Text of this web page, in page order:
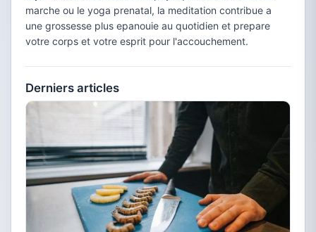
marche ou le yoga prenatal, la meditation contribue a
une grossesse plus epanouie au quotidien et prepare
votre corps et votre esprit pour l'accouchement.
Derniers articles